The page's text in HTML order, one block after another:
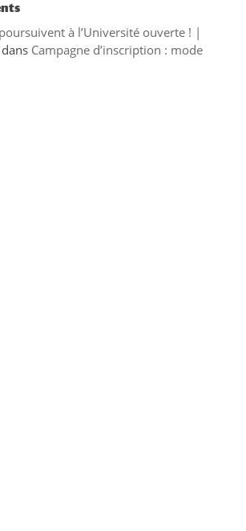
à l’Université ouverte ! |
Campagne d’inscription : mode